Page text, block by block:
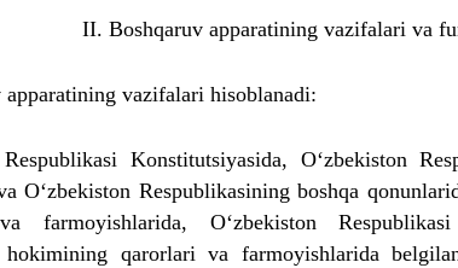
II. Boshqaruv apparatining vazifalari va
vazifalari hisoblanadi:
Konstitutsiyasida, O‘zbekiston
O‘zbekiston Respublikasining boshqa
farmoyishlarida, O‘zbekiston
qarorlari va farmoyishlarida